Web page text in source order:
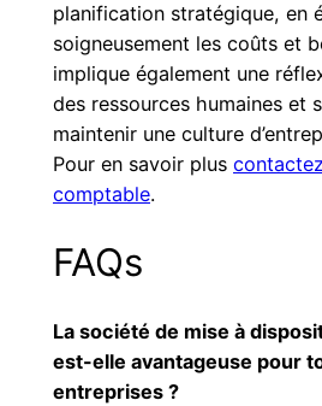
planification stratégique, en
soigneusement les coûts et
implique également une
des ressources humaines et
maintenir une culture
Pour en savoir plus
comptable.
FAQs
La société de mise à
est-elle avantageuse pour
entreprises ?